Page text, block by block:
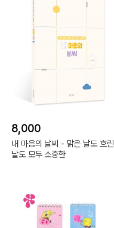
8,000
내 마음의 날씨 - 맑은 날도 흐린
날도 모두 소중한